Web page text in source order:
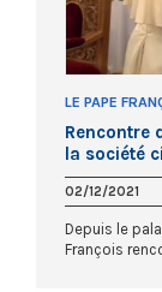
LE PAPE
Rencontre
la société
chypriotes
02/12/2021
Depuis le
François